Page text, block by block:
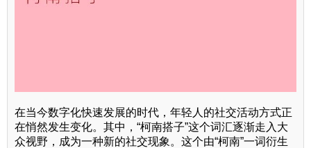
在当今数字化快速发展的时代，年轻人的社交活动方式正
在悄然发生变化。其中，“柯南搭子”这个词汇逐渐走入大
众视野，成为一种新的社交现象。这个由“柯南”一词衍生